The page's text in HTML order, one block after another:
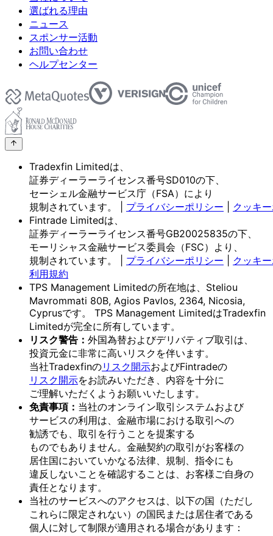
選ばれる理由
ニュース
スポンサー活動
お問い合わせ
ヘルプセンター
Tradexfin Limitedは、
証券ディーラーライセンス番号SD010の下、
セーシェル金融サービス庁 （FSA）により
規制されています。
プライバシーポリシー
クッキ
Fintrade Limitedは、
証券ディーラーライセンス番号GB20025835の下、
モーリシャス金融サービス委員会 （FSC）より、
規制されています。
プライバシーポリシー
クッキ
利用規約
TPS Management Limitedの所在地は、 Steliou
Mavrommati 80B, Agios Pavlos, 2364, Nicosia,
Cyprusです。
TPS Management LimitedはTradexfin
Limitedが完全に所有しています。
リスク警告： 外国為替およびデリバティブ取引は、
投資元金に非常に高いリスクを伴います。
当社Tradexfinのリスク開示およびFintradeの
リスク開示をお読みいただき、 内容を十分に
ご理解いただく よう お願いいたします。
免責事項： 当社のオンライン取引システムおよび
サービスの利用は、 金融市場における取引への
勧誘でも、 取引を行う ことを提案する
ものでもありません。 金融契約の取引がお客様の
居住国においていかなる法律、 規制、 指令にも
違反しないことを確認する ことは、 お客様ご自身の
責任と なります。
当社のサービスへのアクセスは、 以下の国 （ただし
これらに限定されない）の国民または居住者である
個人に対して制限が適用される場合があります：